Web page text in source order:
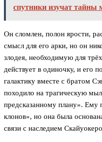
спутники изучат тайны
Он сломлен, полон ярости,
смысл для его арки, но он
злодея, необходимую для
действует в одиночку, и его
галактику вместе с братом
походило на трагическую
предсказанному плану». Ему
клонов», но она была
связи с наследием